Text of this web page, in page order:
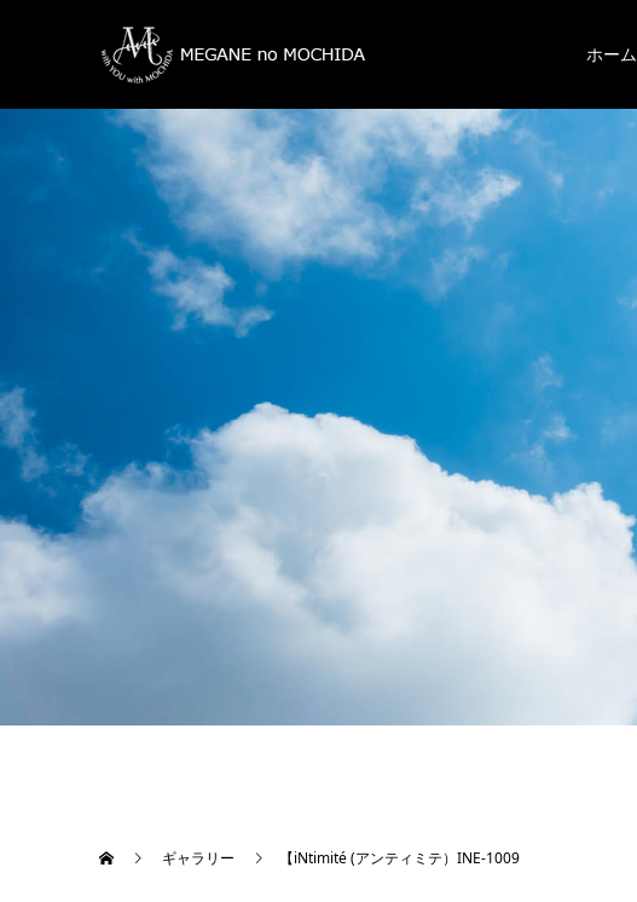
ホーム
ギャラリー 【iNtimité (アンティミテ）INE-1009